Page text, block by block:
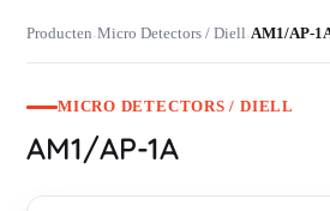
Producten›Micro Detectors / Diell›AM1/AP-
MICRO DETECTORS / DIELL
AM1/AP-1A